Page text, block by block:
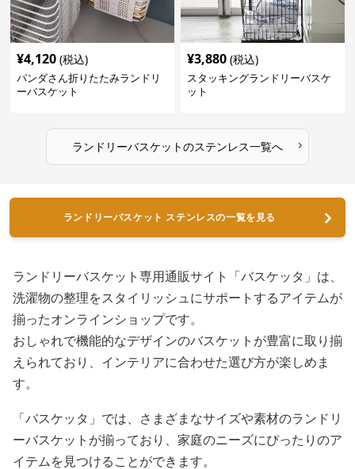
¥4,120 (税込)
パンダさん折りたたみランドリ
ーバスケット
¥3,880 (税込)
スタッキングランドリーバスケ
ット
ランドリーバスケットのステンレス一覧へ ›
ランドリーバスケット ステンレスの一覧を見る
ランドリーバスケット専用通販サイト「バスケッタ」は、
洗濯物の整理をスタイリッシュにサポートするアイテムが
揃ったオンラインショップです。
おしゃれで機能的なデザインのバスケットが豊富に取り揃
えられており、インテリアに合わせた選び方が楽しめま
す。
「バスケッタ」では、さまざまなサイズや素材のランドリ
ーバスケットが揃っており、家庭のニーズにぴったりのア
イテムを見つけることができます。